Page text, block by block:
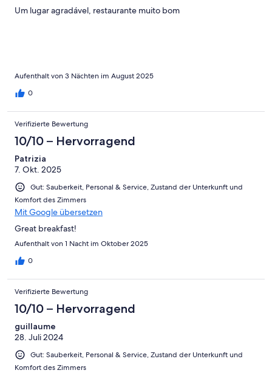
Um lugar agradável, restaurante muito bom
Aufenthalt von 3 Nächten im August 2025
0
Verifizierte Bewertung
10/10 – Hervorragend
Patrizia
7. Okt. 2025
Gut: Sauberkeit, Personal & Service, Zustand der Unterkunft und
Komfort des Zimmers
Mit Google übersetzen
Great breakfast!
Aufenthalt von 1 Nacht im Oktober 2025
0
Verifizierte Bewertung
10/10 – Hervorragend
guillaume
28. Juli 2024
Gut: Sauberkeit, Personal & Service, Zustand der Unterkunft und
Komfort des Zimmers